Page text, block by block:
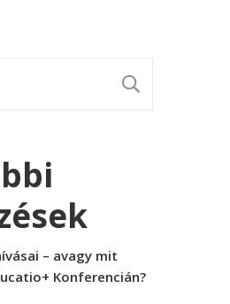
– avagy mit
Konferencián?